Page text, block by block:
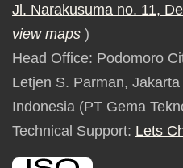
Jl. Narakusuma no. 11,
view maps )
Head Office: Podomoro
Letjen S. Parman,
Indonesia (PT Gema
Technical Support: Lets